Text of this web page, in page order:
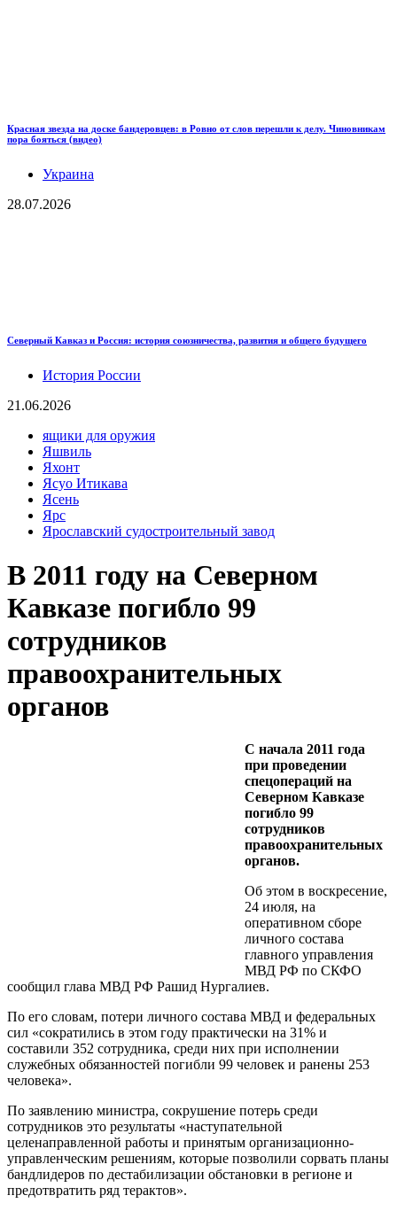
Красная звезда на доске бандеровцев: в Ровно от слов перешли к делу. Чиновникам
пора бояться (видео)
Украина
28.07.2026
Северный Кавказ и Россия: история союзничества, развития и общего будущего
История России
21.06.2026
ящики для оружия
Яшвиль
Яхонт
Ясуо Итикава
Ясень
Ярс
Ярославский судостроительный завод
В 2011 году на Северном
Кавказе погибло 99
сотрудников
правоохранительных
органов
С начала 2011 года
при проведении
спецопераций на
Северном Кавказе
погибло 99
сотрудников
правоохранительных
органов.
Об этом в воскресение,
24 июля, на
оперативном сборе
личного состава
главного управления
МВД РФ по СКФО
сообщил глава МВД РФ Рашид Нургалиев.
По его словам, потери личного состава МВД и федеральных
сил «сократились в этом году практически на 31% и
составили 352 сотрудника, среди них при исполнении
служебных обязанностей погибли 99 человек и ранены 253
человека».
По заявлению министра, сокрушение потерь среди
сотрудников это результаты «наступательной
целенаправленной работы и принятым организационно-
управленческим решениям, которые позволили сорвать планы
бандлидеров по дестабилизации обстановки в регионе и
предотвратить ряд терактов».